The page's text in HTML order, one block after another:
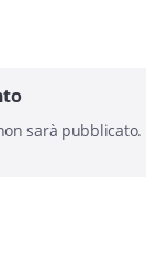
sarà pubblicato.